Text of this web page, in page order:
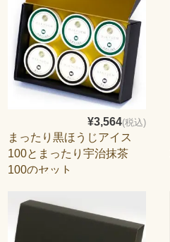
¥3,564(税込)
まったり黒ほうじアイス
100とまったり宇治抹茶
100のセット